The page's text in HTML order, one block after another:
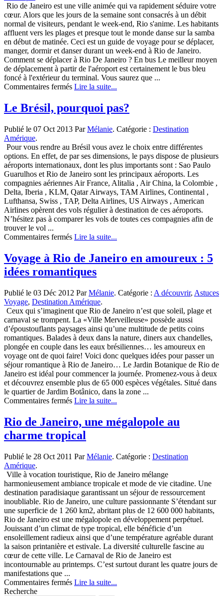
France !
Rio de Janeiro est une ville animée qui va rapidement séduire votre
cœur. Alors que les jours de la semaine sont consacrés à un débit
normal de visiteurs, pendant le week-end, Rio s'anime. Les habitants
affluent vers les plages et presque tout le monde danse sur la samba
en début de matinée. Ceci est un guide de voyage pour se déplacer,
manger, dormir et danser durant un week-end à Rio de Janeiro.
Comment se déplacer à Rio De Janeiro ? En bus Le meilleur moyen
de déplacement à partir de l'aéroport est certainement le bus bleu
foncé à l'extérieur du terminal. Vous saurez que ...
Commentaires ferméssur
passer
un
end
Rio
de
Janeiro,
au
Brésil
?
Lire la suite...
Le Brésil, pourquoi pas?
Publié le 07 Oct 2013 ParMélanie. Catégorie : Destination
Amérique.
Pour vous rendre au Brésil vous avez le choix entre différentes
options. En effet, de par ses dimensions, le pays dispose de plusieurs
aéroports internationaux, dont les plus importants sont : Sao Paulo
Guarulhos et Rio de Janeiro sont les principaux aéroports. Les
compagnies aériennes Air France, Alitalia , Air China, la Colombie ,
Delta, Iberia , KLM, Qatar Airways, TAM Airlines, Continental ,
Lufthansa, Swiss , TAP, Delta Airlines, US Airways , American
Airlines opèrent des vols régulier à destination de ces aéroports.
N’hésitez pas à comparer les vols de toutes ces compagnies afin de
trouver le vol ...
Commentaires ferméssur
Brésil,
pourquoi
pas?
Lire la suite...
Voyage à Rio de Janeiro en amoureux : 5
idées romantiques
Publié le 03 Déc 2012 ParMélanie. Catégorie : A découvrir, Astuces
Voyage, Destination Amérique.
Ceux qui s’imaginent que Rio de Janeiro n’est que soleil, plage et
carnaval se trompent. La «Ville Merveilleuse» possède aussi
d’époustouflants paysages ainsi qu’une multitude de petits coins
romantiques. Balades à deux dans la nature, diners aux chandelles,
plongée en couple dans les eaux brésiliennes… les amoureux en
voyage ont de quoi faire! Voici donc quelques idées pour passer un
séjour romantique à Rio de Janeiro… Le Jardin Botanique de Rio de
Janeiro est idéal pour commencer la journée. Promenez-vous à deux
et découvrez ensemble plus de 65 000 espèces végétales. Situé dans
le quartier de Jardim Botânico, dans la zone ...
Commentaires ferméssur
Rio
de
en
amoureux
:
5
idées
romantiques
Lire la suite...
Rio de Janeiro, une mégalopole au
charme tropical
Publié le 28 Oct 2011 ParMélanie. Catégorie : Destination
Amérique.
Ville à vocation touristique, Rio de Janeiro mélange
harmonieusement ambiance tropicale et mode de vie citadine. Une
destination paradisiaque garantissant un séjour de ressourcement
inoubliable. Rio de Janeiro, une culture passionnante S’étendant sur
une superficie de 1 260 km2, abritant plus de 12 600 000 habitants,
Rio de Janeiro est une mégalopole en développement perpétuel.
Jouissant d’un climat de type tropical, elle bénéficie d’un
ensoleillement radieux ainsi que d’une température agréable durant
la saison printanière et estivale. La diversité culturelle fascine au
cœur de cette ville. Le Carnaval de Rio de Janeiro est
incontournable au printemps. C’est surtout durant les quatre jours de
manifestations que ...
Commentaires ferméssur
Lire la suite...
Recherche